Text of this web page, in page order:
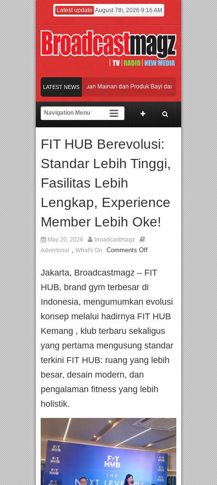
Latest update August 7th, 2026 9:16 AM
LATEST NEWS
Jakarta dengan Ribuan Mainan dan Produk Bayi dari Seluruh Dunia, IBTE
Gerbang Inovasi dan Peluang Bisnis Industri Gifts dan Housewares Asia
Perpaduan Warisan Dan Semangat Lokal, BIRKENSTOCK INDONESIA
Jakarta dengan Ribuan Mainan dan Produk Bayi dari Seluruh Dunia, IBTE
FIT HUB Berevolusi:
Standar Lebih Tinggi,
Fasilitas Lebih
Lengkap, Experience
Member Lebih Oke!
May 20, 2026
broadcastmagz
Advertorial
, What's On Comments Off
Jakarta, Broadcastmagz – FIT
HUB, brand gym terbesar di
Indonesia, mengumumkan evolusi
konsep melalui hadirnya FIT HUB
Kemang , klub terbaru sekaligus
yang pertama mengusung standar
terkini FIT HUB: ruang yang lebih
besar, desain modern, dan
pengalaman fitness yang lebih
holistik.